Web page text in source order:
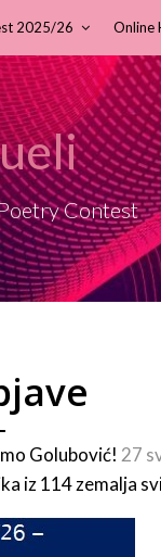
2025/26 Online
Contest
Golubović! 27
iz 114 zemalja